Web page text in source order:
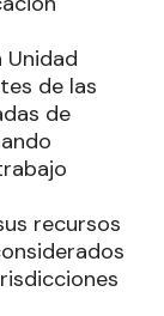
Unidad
de las
de
recursos